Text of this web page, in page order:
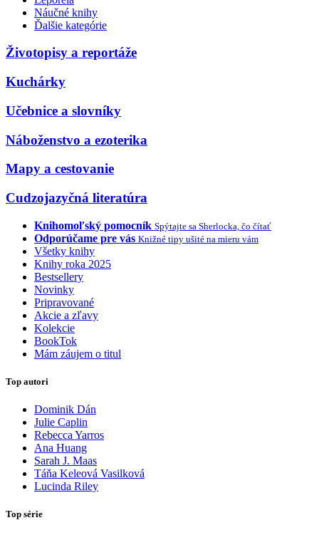
Náučné knihy
Ďalšie kategórie
Životopisy a reportáže
Kuchárky
Učebnice a slovníky
Náboženstvo a ezoterika
Mapy a cestovanie
Cudzojazyčná literatúra
Knihomoľský pomocník Spýtajte sa Sherlocka, čo čítať
Odporúčame pre vás Knižné tipy ušité na mieru vám
Všetky knihy
Knihy roka 2025
Bestsellery
Novinky
Pripravované
Akcie a zľavy
Kolekcie
BookTok
Mám záujem o titul
Top autori
Dominik Dán
Julie Caplin
Rebecca Yarros
Ana Huang
Sarah J. Maas
Táňa Keleová Vasilková
Lucinda Riley
Top série